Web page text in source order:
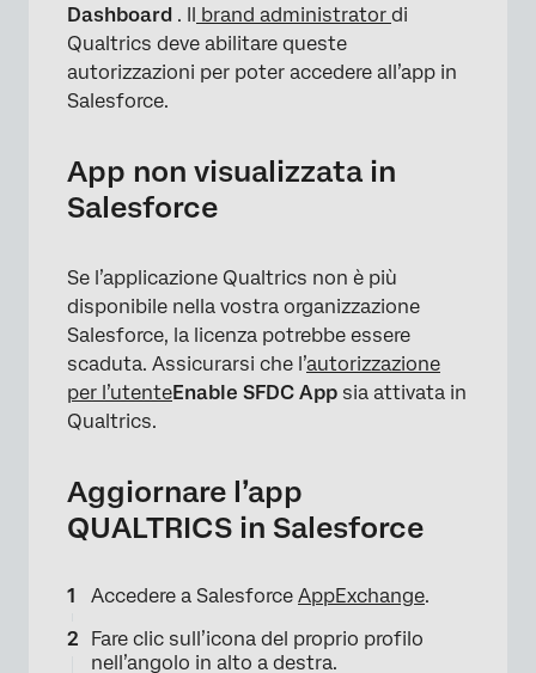
Dashboard . Il brand administrator di
Qualtrics deve abilitare queste
autorizzazioni per poter accedere all’app in
Salesforce.
App non visualizzata in
Salesforce
Se l’applicazione Qualtrics non è più
disponibile nella vostra organizzazione
Salesforce, la licenza potrebbe essere
scaduta. Assicurarsi che l’autorizzazione
per l’utenteEnable SFDC App sia attivata in
Qualtrics.
Aggiornare l’app
QUALTRICS in Salesforce
Accedere a Salesforce AppExchange.
Fare clic sull’icona del proprio profilo
nell’angolo in alto a destra.